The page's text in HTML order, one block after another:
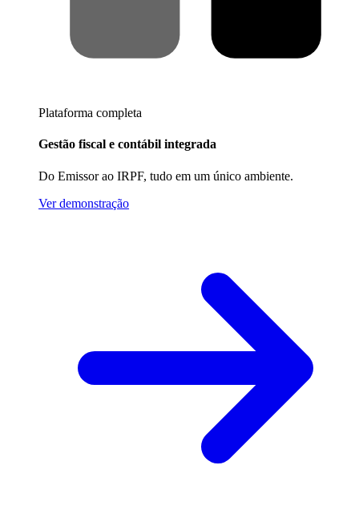
Plataforma completa
Gestão fiscal e contábil integrada
Do Emissor ao IRPF, tudo em um único ambiente.
Ver demonstração